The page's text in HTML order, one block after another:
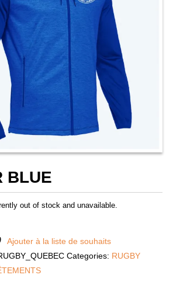
BLUE
out of stock and unavailable.
Ajouter à la liste de souhaits
Categories: RUGBY